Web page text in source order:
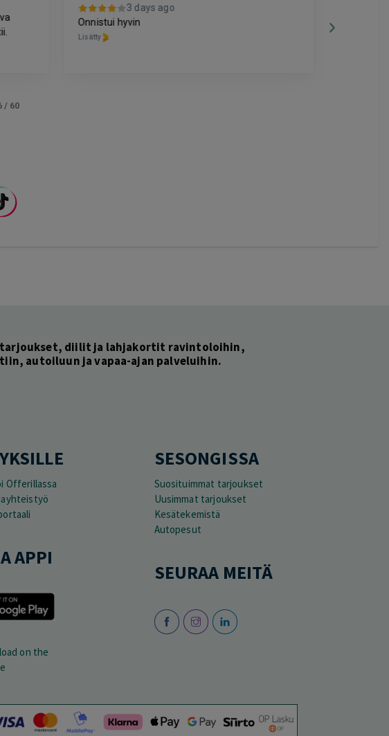
3 days ago
Onnistui hyvin
Lisätty
/ 60
diilit ja lahjakortit ravintoloihin,
autoiluun ja vapaa-ajan palveluihin.
Offerillassa
APPI
SESONGISSA
Suosituimmat tarjoukset
Uusimmat tarjoukset
Kesätekemistä
Autopesut
SEURAA MEITÄ